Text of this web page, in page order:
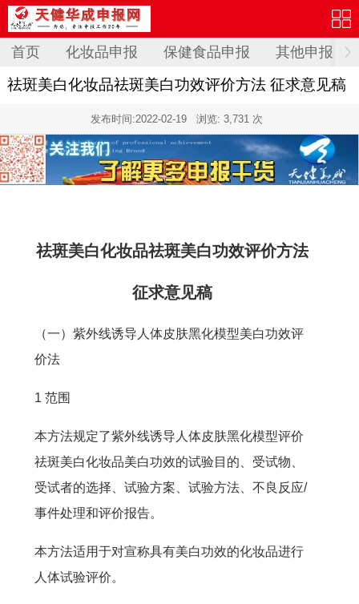
首页 化妆品申报 保健食品申报 其他申报
祛斑美白化妆品祛斑美白功效评价方法 征求意见稿
发布时间:2022-02-19 浏览: 3,731 次
祛斑美白化妆品祛斑美白功效评价方法
征求意见稿
（一）紫外线诱导人体皮肤黑化模型美白功效评
价法
1 范围
本方法规定了紫外线诱导人体皮肤黑化模型评价
祛斑美白化妆品美白功效的试验目的、受试物、
受试者的选择、试验方案、试验方法、不良反应/
事件处理和评价报告。
本方法适用于对宣称具有美白功效的化妆品进行
人体试验评价。